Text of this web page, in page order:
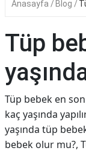
Anasayfa Blog
Tüp
Tüp bebek en son
kaç yaşında
yaşında tüp
bebek olur mu?,